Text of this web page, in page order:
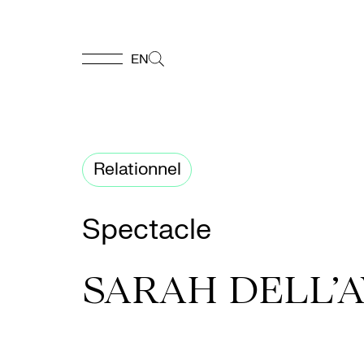
Accueil
Appuyez-
Programmation
EN
Relationnel
Spectacle
SARAH